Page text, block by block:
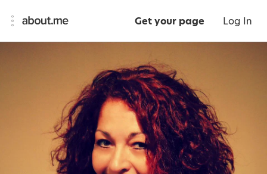
Get your page Log In